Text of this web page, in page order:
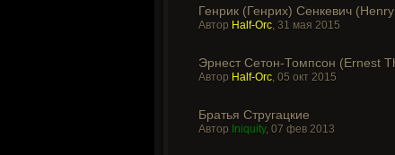
Генрик (Генрих) Сенкевич
Автор Half-Orc, 31 мая 2015
Эрнест Сетон-Томпсон (Ernest
Автор Half-Orc, 05 окт 2015
Братья Стругацкие
Автор Iniquity, 07 фев 2013